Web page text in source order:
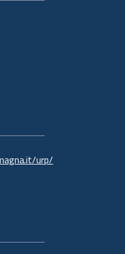
urp/